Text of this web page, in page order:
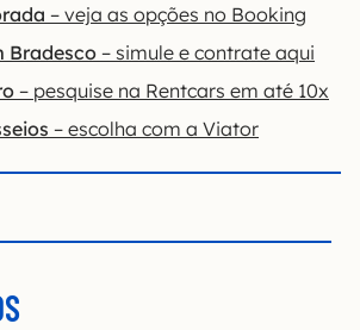
– veja as opções no Booking
Bradesco – simule e contrate aqui
– pesquise na Rentcars em até 10x
– escolha com a Viator